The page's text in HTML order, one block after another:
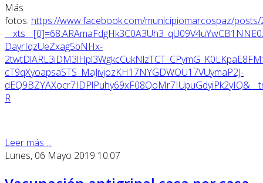
Más
fotos: https://www.facebook.com/municipiomarcospaz/
DayrIqzUeZxag5bNHx-
cT9qXyoapsaSTS_MaJivjozKH17NYGDWOU17VUymaP2J-
R
Leer más ...
Lunes, 06 Mayo 2019 10:07